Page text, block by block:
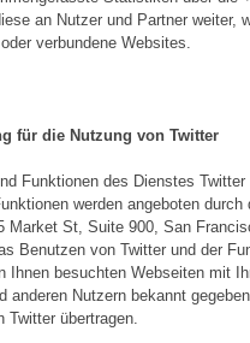
an Nutzer und Partner weiter,
verbundene Websites.
für die Nutzung von Twitter
Funktionen des Dienstes Twitter
werden angeboten durch
Market St, Suite 900, San
Benutzen von Twitter und der
Ihnen besuchten Webseiten mit
anderen Nutzern bekannt
Twitter übertragen.